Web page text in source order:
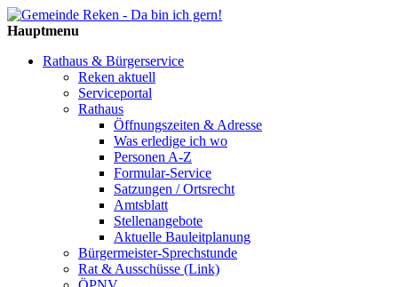
Hauptmenu
Rathaus & Bürgerservice
Reken aktuell
Serviceportal
Rathaus
Öffnungszeiten & Adresse
Was erledige ich wo
Personen A-Z
Formular-Service
Satzungen / Ortsrecht
Amtsblatt
Stellenangebote
Aktuelle Bauleitplanung
Bürgermeister-Sprechstunde
Rat & Ausschüsse (Link)